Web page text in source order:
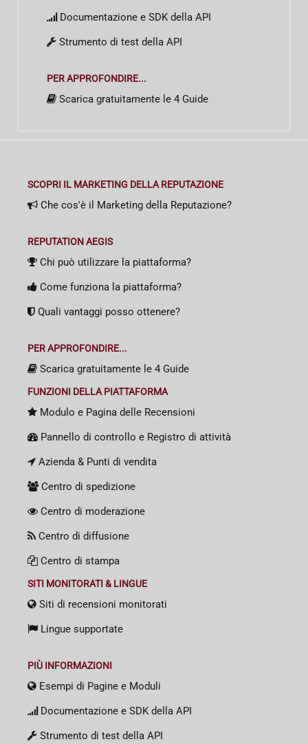
Documentazione e SDK della API
Strumento di test della API
PER APPROFONDIRE...
Scarica gratuitamente le 4 Guide
SCOPRI IL MARKETING DELLA REPUTAZIONE
Che cos'è il Marketing della Reputazione?
REPUTATION AEGIS
Chi può utilizzare la piattaforma?
Come funziona la piattaforma?
Quali vantaggi posso ottenere?
PER APPROFONDIRE...
Scarica gratuitamente le 4 Guide
FUNZIONI DELLA PIATTAFORMA
Modulo e Pagina delle Recensioni
Pannello di controllo e Registro di attività
Azienda & Punti di vendita
Centro di spedizione
Centro di moderazione
Centro di diffusione
Centro di stampa
SITI MONITORATI & LINGUE
Siti di recensioni monitorati
Lingue supportate
PIÙ INFORMAZIONI
Esempi di Pagine e Moduli
Documentazione e SDK della API
Strumento di test della API